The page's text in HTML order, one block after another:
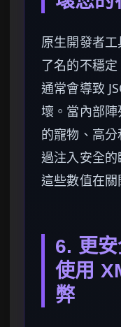
原生開發者
了名的不穩
通常會導致
壞。當內部
的寵物、高
過注入安全的
這些數值在關
6. 更安
使用
弊